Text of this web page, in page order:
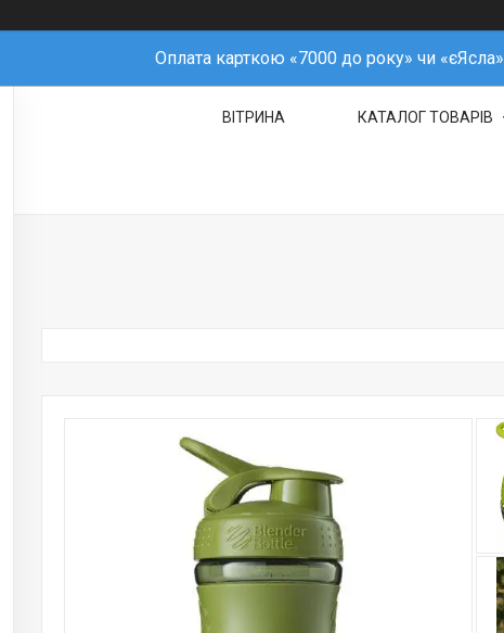
Оплата карткою «7000 до року» чи «єЯсла»
ВІТРИНА КАТАЛОГ ТОВАРІВ